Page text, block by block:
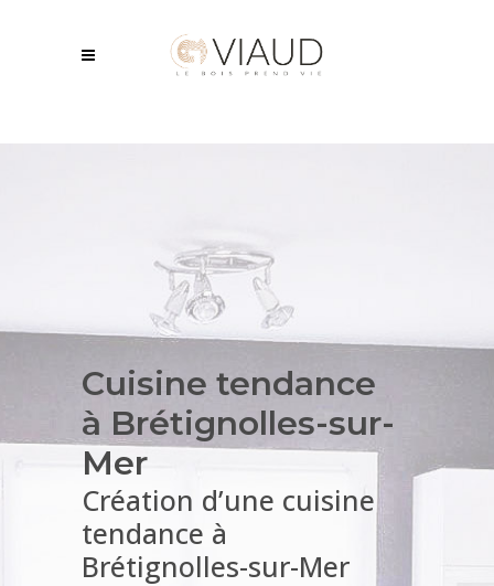
Cuisine tendance
à Brétignolles-sur-
Mer
Création d’une cuisine
tendance à
Brétignolles-sur-Mer